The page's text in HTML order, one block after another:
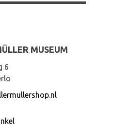
MUSEUM
6